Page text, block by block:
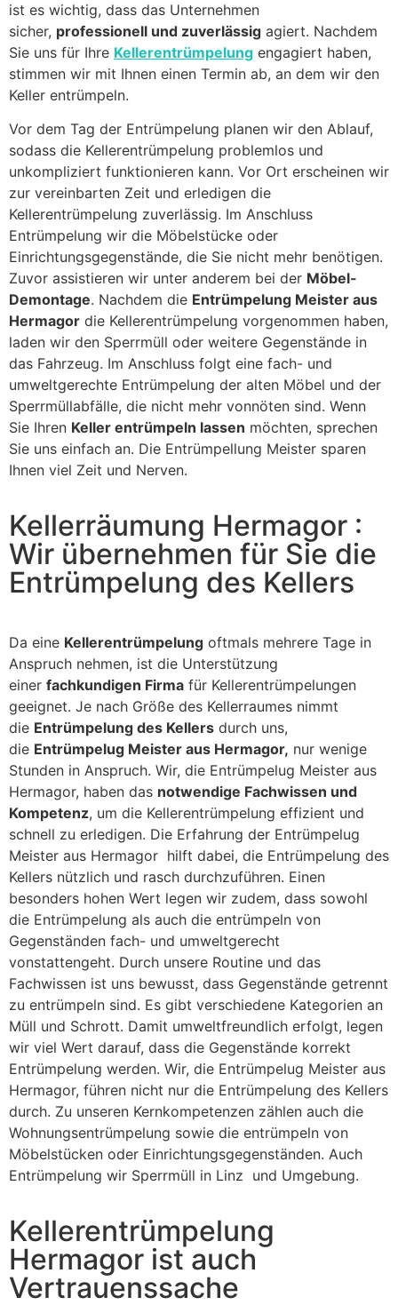
ist es wichtig, dass das Unternehmen
sicher, professionell und zuverlässig agiert. Nachdem
Sie uns für Ihre Kellerentrümpelung engagiert haben,
stimmen wir mit Ihnen einen Termin ab, an dem wir den
Keller entrümpeln.
Vor dem Tag der Entrümpelung planen wir den Ablauf,
sodass die Kellerentrümpelung problemlos und
unkompliziert funktionieren kann. Vor Ort erscheinen wir
zur vereinbarten Zeit und erledigen die
Kellerentrümpelung zuverlässig. Im Anschluss
Entrümpelung wir die Möbelstücke oder
Einrichtungsgegenstände, die Sie nicht mehr benötigen.
Zuvor assistieren wir unter anderem bei der Möbel-
Demontage. Nachdem die Entrümpelung Meister aus
Hermagor die Kellerentrümpelung vorgenommen haben,
laden wir den Sperrmüll oder weitere Gegenstände in
das Fahrzeug. Im Anschluss folgt eine fach- und
umweltgerechte Entrümpelung der alten Möbel und der
Sperrmüllabfälle, die nicht mehr vonnöten sind. Wenn
Sie Ihren Keller entrümpeln lassen möchten, sprechen
Sie uns einfach an. Die Entrümpellung Meister sparen
Ihnen viel Zeit und Nerven.
Kellerräumung Hermagor :
Wir übernehmen für Sie die
Entrümpelung des Kellers
Da eine Kellerentrümpelung oftmals mehrere Tage in
Anspruch nehmen, ist die Unterstützung
einer fachkundigen Firma für Kellerentrümpelungen
geeignet. Je nach Größe des Kellerraumes nimmt
die Entrümpelung des Kellers durch uns,
die Entrümpelug Meister aus Hermagor, nur wenige
Stunden in Anspruch. Wir, die Entrümpelug Meister aus
Hermagor, haben das notwendige Fachwissen und
Kompetenz, um die Kellerentrümpelung effizient und
schnell zu erledigen. Die Erfahrung der Entrümpelug
Meister aus Hermagor hilft dabei, die Entrümpelung des
Kellers nützlich und rasch durchzuführen. Einen
besonders hohen Wert legen wir zudem, dass sowohl
die Entrümpelung als auch die entrümpeln von
Gegenständen fach- und umweltgerecht
vonstattengeht. Durch unsere Routine und das
Fachwissen ist uns bewusst, dass Gegenstände getrennt
zu entrümpeln sind. Es gibt verschiedene Kategorien an
Müll und Schrott. Damit umweltfreundlich erfolgt, legen
wir viel Wert darauf, dass die Gegenstände korrekt
Entrümpelung werden. Wir, die Entrümpelug Meister aus
Hermagor, führen nicht nur die Entrümpelung des Kellers
durch. Zu unseren Kernkompetenzen zählen auch die
Wohnungsentrümpelung sowie die entrümpeln von
Möbelstücken oder Einrichtungsgegenständen. Auch
Entrümpelung wir Sperrmüll in Linz und Umgebung.
Kellerentrümpelung
Hermagor ist auch
Vertrauenssache